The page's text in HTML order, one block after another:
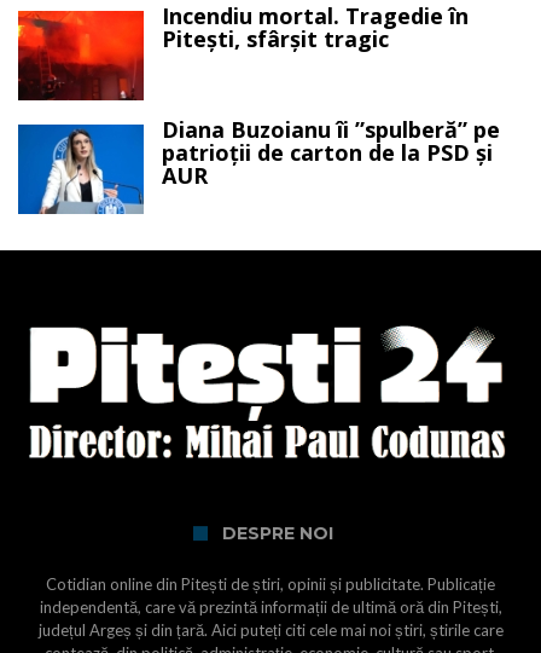
Incendiu mortal. Tragedie în
Pitești, sfârșit tragic
Diana Buzoianu îi ”spulberă” pe
patrioții de carton de la PSD și
AUR
DESPRE NOI
Cotidian online din Pitești de știri, opinii și publicitate. Publicație
independentă, care vă prezintă informații de ultimă oră din Pitești,
județul Argeș și din țară. Aici puteți citi cele mai noi știri, știrile care